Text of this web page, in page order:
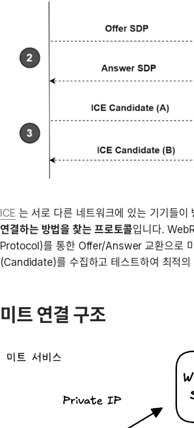
ICE 는 서로 다른 네트워크에 있는 기기들이
연결하는 방법을 찾는 프로토콜입니다.
Protocol)를 통한 Offer/Answer 교환으로
(Candidate)를 수집하고 테스트하여 최적의
미트 연결 구조